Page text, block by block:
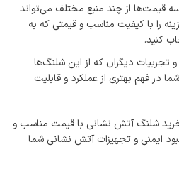
قیمت‌ها از چند منبع مختلف می‌تواند
را با کیفیت مناسب و قیمتی که به
کنید.
تجربیات دیگران که از این شلنگ‌ها
در فهم بهتری از عملکرد و قابلیت
خرید شلنگ آتش نشانی با قیمت مناسب و
ایمنی و تجهیزات آتش نشانی شما